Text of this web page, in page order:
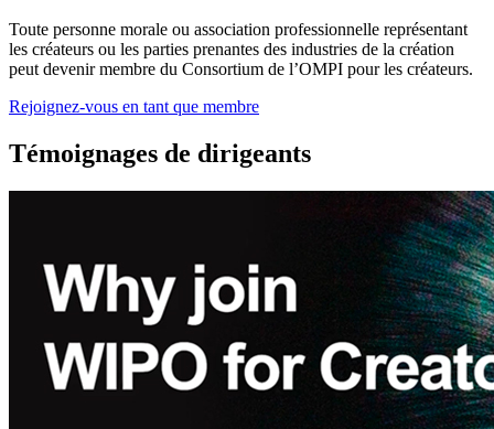
Toute personne morale ou association professionnelle représentant
les créateurs ou les parties prenantes des industries de la création
peut devenir membre du Consortium de l’OMPI pour les créateurs.
Rejoignez-vous en tant que membre
Témoignages de dirigeants